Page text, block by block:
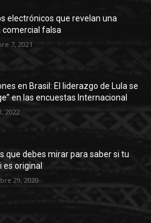
electrónicos que revelan una
falsa
7, 2021
en Brasil: El liderazgo de Lula se
en las encuestas Internacional
2022
que debes mirar para saber si tu
es original
29, 2020